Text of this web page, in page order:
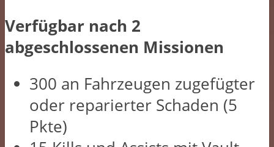
Verfügbar nach 2
abgeschlossenen Missionen
300 an Fahrzeugen zugefügter
oder reparierter Schaden (5
Pkte)